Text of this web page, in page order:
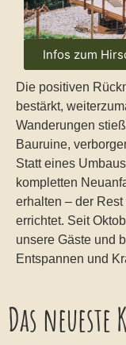
Infos zum
Die positiven
bestärkt,
Wanderungen
Bauruine,
Statt eines
kompletten
erhalten – der
errichtet. Seit
unsere Gäste und
Entspannen und
Das